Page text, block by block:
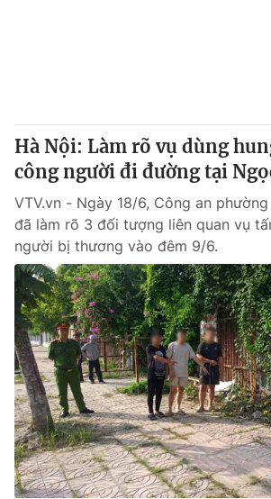
thông tin từ website này.
Hà Nội: Làm rõ vụ dùng
công người đi đường tại
VTV.vn - Ngày 18/6, Công an
đã làm rõ 3 đối tượng liên quan vụ
người bị thương vào đêm 9/6.